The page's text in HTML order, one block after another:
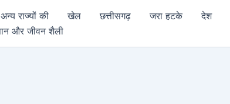
राज्यों की खेल छत्तीसगढ़ जरा हटके देश
और जीवन शैली